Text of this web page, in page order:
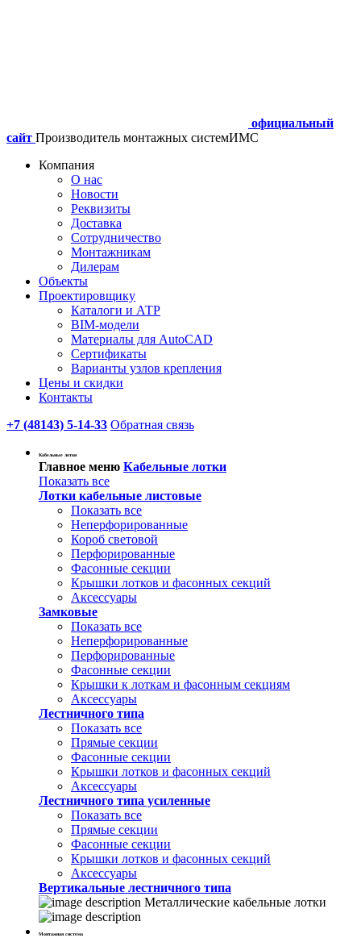
официальный
сайт Производитель монтажных системИМС
Компания
О нас
Новости
Реквизиты
Доставка
Сотрудничество
Монтажникам
Дилерам
Объекты
Проектировщику
Каталоги и АТР
BIM-модели
Материалы для AutoCAD
Сертификаты
Варианты узлов крепления
Цены и скидки
Контакты
+7 (48143) 5-14-33 Обратная связь
Кабельные лотки
Главное меню Кабельные лотки
Показать все
Лотки кабельные листовые
Показать все
Неперфорированные
Короб световой
Перфорированные
Фасонные секции
Крышки лотков и фасонных секций
Аксессуары
Замковые
Показать все
Неперфорированные
Перфорированные
Фасонные секции
Крышки к лоткам и фасонным секциям
Аксессуары
Лестничного типа
Показать все
Прямые секции
Фасонные секции
Крышки лотков и фасонных секций
Аксессуары
Лестничного типа усиленные
Показать все
Прямые секции
Фасонные секции
Крышки лотков и фасонных секций
Аксессуары
Вертикальные лестничного типа
Металлические кабельные лотки
Монтажная система